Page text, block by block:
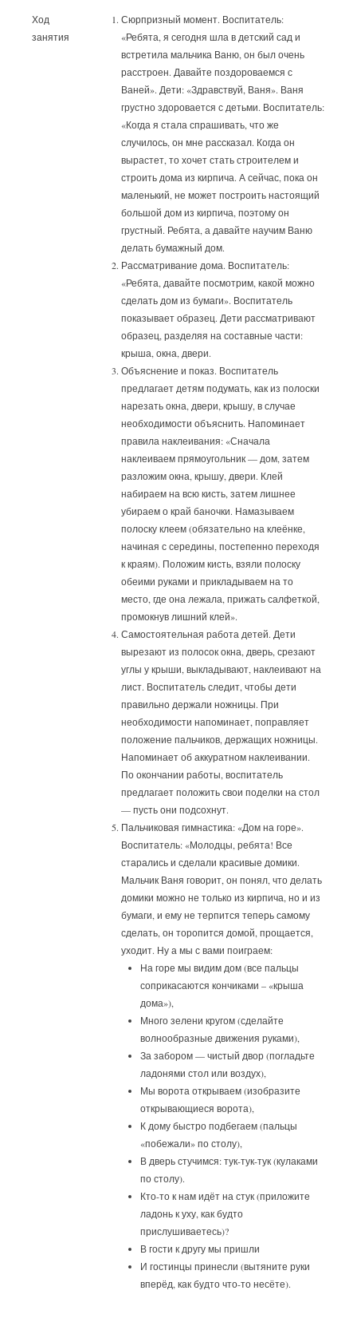
Ход
занятия
Сюрпризный момент. Воспитатель:
«Ребята, я сегодня шла в детский сад и
встретила мальчика Ваню, он был очень
расстроен. Давайте поздороваемся с
Ваней». Дети: «Здравствуй, Ваня». Ваня
грустно здоровается с детьми. Воспитатель:
«Когда я стала спрашивать, что же
случилось, он мне рассказал. Когда он
вырастет, то хочет стать строителем и
строить дома из кирпича. А сейчас, пока он
маленький, не может построить настоящий
большой дом из кирпича, поэтому он
грустный. Ребята, а давайте научим Ваню
делать бумажный дом.
Рассматривание дома. Воспитатель:
«Ребята, давайте посмотрим, какой можно
сделать дом из бумаги». Воспитатель
показывает образец. Дети рассматривают
образец, разделяя на составные части:
крыша, окна, двери.
Объяснение и показ. Воспитатель
предлагает детям подумать, как из полоски
нарезать окна, двери, крышу, в случае
необходимости объяснить. Напоминает
правила наклеивания: «Сначала
наклеиваем прямоугольник — дом, затем
разложим окна, крышу, двери. Клей
набираем на всю кисть, затем лишнее
убираем о край баночки. Намазываем
полоску клеем (обязательно на клеёнке,
начиная с середины, постепенно переходя
к краям). Положим кисть, взяли полоску
обеими руками и прикладываем на то
место, где она лежала, прижать салфеткой,
промокнув лишний клей».
Самостоятельная работа детей. Дети
вырезают из полосок окна, дверь, срезают
углы у крыши, выкладывают, наклеивают на
лист. Воспитатель следит, чтобы дети
правильно держали ножницы. При
необходимости напоминает, поправляет
положение пальчиков, держащих ножницы.
Напоминает об аккуратном наклеивании.
По окончании работы, воспитатель
предлагает положить свои поделки на стол
— пусть они подсохнут.
Пальчиковая гимнастика: «Дом на горе».
Воспитатель: «Молодцы, ребята! Все
старались и сделали красивые домики.
Мальчик Ваня говорит, он понял, что делать
домики можно не только из кирпича, но и из
бумаги, и ему не терпится теперь самому
сделать, он торопится домой, прощается,
уходит. Ну а мы с вами поиграем:
На горе мы видим дом (все пальцы
соприкасаются кончиками – «крыша
дома»),
Много зелени кругом (сделайте
волнообразные движения руками),
За забором — чистый двор (погладьте
ладонями стол или воздух),
Мы ворота открываем (изобразите
открывающиеся ворота),
К дому быстро подбегаем (пальцы
«побежали» по столу),
В дверь стучимся: тук-тук-тук (кулаками
по столу).
Кто-то к нам идёт на стук (приложите
ладонь к уху, как будто
прислушиваетесь)?
В гости к другу мы пришли
И гостинцы принесли (вытяните руки
вперёд, как будто что-то несёте).